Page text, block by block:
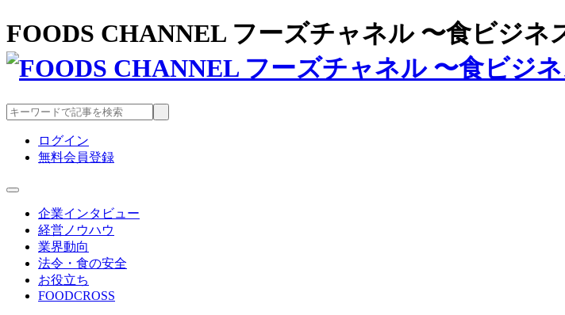
FOODS CHANNEL フーズチャネル 〜食ビジネ
ログイン
無料会員登録
企業インタビュー
経営ノウハウ
業界動向
法令・食の安全
お役立ち
FOODCROSS